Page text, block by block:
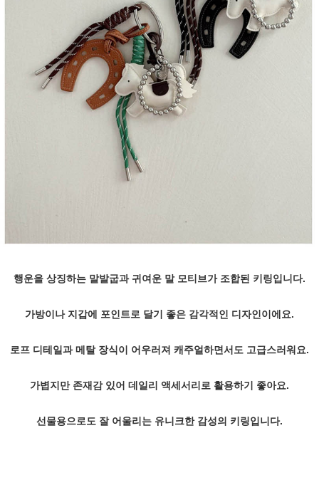
행운을 상징하는 말발굽과 귀여운 말 모티브가 조합된 키링입니다.
가방이나 지갑에 포인트로 달기 좋은 감각적인 디자인이에요.
로프 디테일과 메탈 장식이 어우러져 캐주얼하면서도 고급스러워요.
가볍지만 존재감 있어 데일리 액세서리로 활용하기 좋아요.
선물용으로도 잘 어울리는 유니크한 감성의 키링입니다.